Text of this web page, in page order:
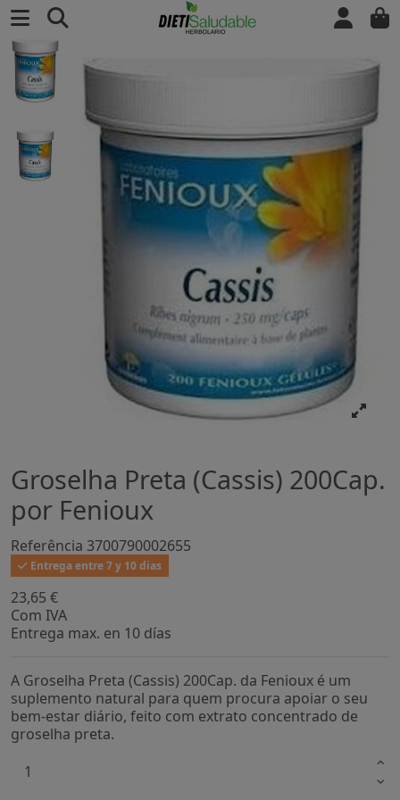
Groselha Preta (Cassis) 200Cap.
por Fenioux
Referência 3700790002655
Entrega entre 7 y 10 dias
23,65 €
Com IVA
Entrega max. en 10 días
A Groselha Preta (Cassis) 200Cap. da Fenioux é um
suplemento natural para quem procura apoiar o seu
bem-estar diário, feito com extrato concentrado de
groselha preta.